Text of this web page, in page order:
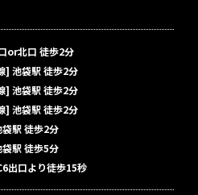
or北口 徒歩2分
] 池袋駅 徒歩2分
] 池袋駅 徒歩2分
] 池袋駅 徒歩2分
駅 徒歩2分
駅 徒歩5分
出口より徒歩15秒